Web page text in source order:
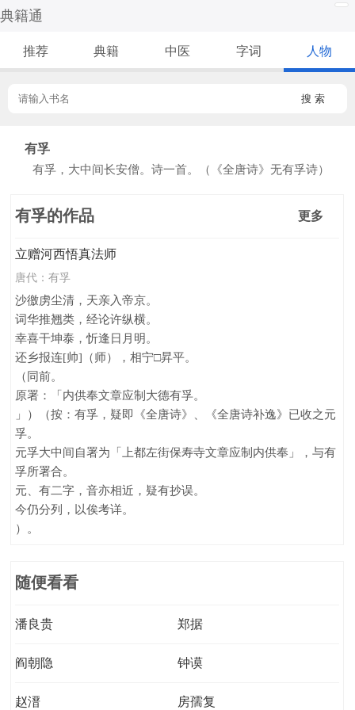
典籍通
推荐 典籍 中医 字词 人物
搜 索
有孚
有孚，大中间长安僧。诗一首。（《全唐诗》无有孚诗）
有孚的作品 更多
立赠河西悟真法师
唐代：有孚
沙徼虏尘清，天亲入帝京。
词华推翘类，经论许纵横。
幸喜干坤泰，忻逢日月明。
还乡报连[帅]（师），相宁□昇平。
（同前。
原署：「内供奉文章应制大德有孚。
」）（按：有孚，疑即《全唐诗》、《全唐诗补逸》已收之元
孚。
元孚大中间自署为「上都左街保寿寺文章应制内供奉」，与有
孚所署合。
元、有二字，音亦相近，疑有抄误。
今仍分列，以俟考详。
）。
随便看看
潘良贵 郑据
阎朝隐 钟谟
赵溍 房孺复